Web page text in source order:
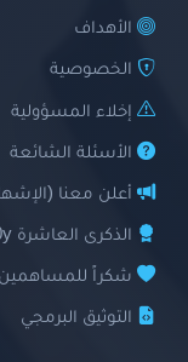
الأهداف
الخصوصية
إخلاء المسؤولية
الأسئلة الشائعة
أعلن معنا
الذكرى العاشرة 10y
شكراً للمساهمين
التوثيق البرمجي